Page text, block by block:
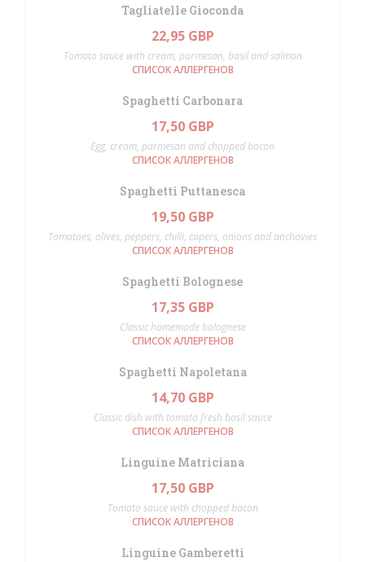
Tagliatelle Gioconda
22,95 GBP
Tomato sauce with cream, parmesan, basil and salmon
СПИСОК АЛЛЕРГЕНОВ
Spaghetti Carbonara
17,50 GBP
Egg, cream, parmesan and chopped bacon
СПИСОК АЛЛЕРГЕНОВ
Spaghetti Puttanesca
19,50 GBP
Tomatoes, olives, peppers, chilli, capers, onions and anchovies
СПИСОК АЛЛЕРГЕНОВ
Spaghetti Bolognese
17,35 GBP
Classic homemade bolognese
СПИСОК АЛЛЕРГЕНОВ
Spaghetti Napoletana
14,70 GBP
Classic dish with tomato fresh basil sauce
СПИСОК АЛЛЕРГЕНОВ
Linguine Matriciana
17,50 GBP
Tomato sauce with chopped bacon
СПИСОК АЛЛЕРГЕНОВ
Linguine Gamberetti